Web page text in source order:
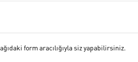
form aracılığıyla siz yapabilirsiniz.